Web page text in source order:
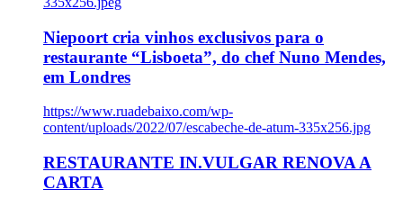
Niepoort cria vinhos exclusivos para o
restaurante “Lisboeta”, do chef Nuno Mendes,
em Londres
https://www.ruadebaixo.com/wp-
content/uploads/2022/07/escabeche-de-atum-335x256.jpg
RESTAURANTE IN.VULGAR RENOVA A
CARTA